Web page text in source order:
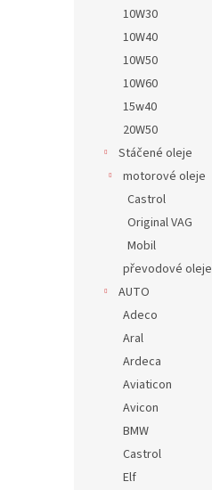
10W30
10W40
10W50
10W60
15w40
20W50
Stáčené oleje
motorové oleje
Castrol
Original VAG
Mobil
převodové oleje
AUTO
Adeco
Aral
Ardeca
Aviaticon
Avicon
BMW
Castrol
Elf